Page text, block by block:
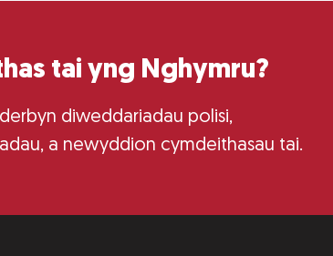
tai yng Nghymru?
diweddariadau polisi,
a newyddion cymdeithasau tai.